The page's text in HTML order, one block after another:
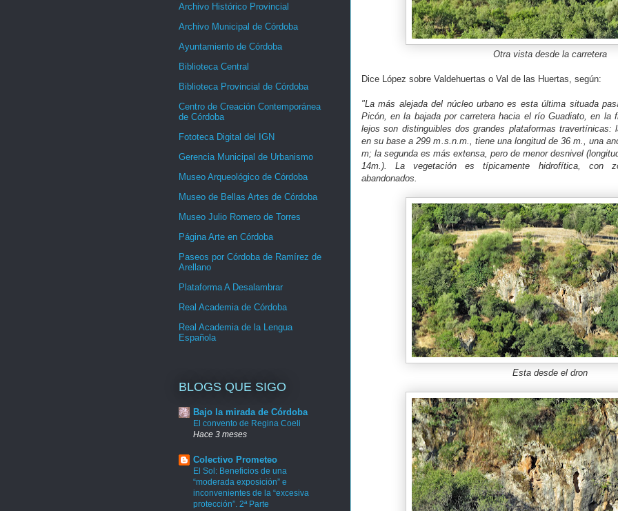
Otra vista desde la carretera
Dice López sobre Valdehuertas o Val de las Huertas, según:
"La más alejada del núcleo urbano es esta última situada
Picón, en la bajada por carretera hacia el río Guadiato, en la
lejos son distinguibles dos grandes plataformas travertínicas:
en su base a 299 m.s.n.m., tiene una longitud de 36 m., una
m; la segunda es más extensa, pero de menor desnivel
14m.). La vegetación es típicamente hidrofítica, con
abandonados.
Esta desde el dron
Archivo Histórico Provincial
Archivo Municipal de Córdoba
Ayuntamiento de Córdoba
Biblioteca Central
Biblioteca Provincial de Córdoba
Centro de Creación Contemporánea
de Córdoba
Fototeca Digital del IGN
Gerencia Municipal de Urbanismo
Museo Arqueológico de Córdoba
Museo de Bellas Artes de Córdoba
Museo Julio Romero de Torres
Página Arte en Córdoba
Paseos por Córdoba de Ramírez de
Arellano
Plataforma A Desalambrar
Real Academia de Córdoba
Real Academia de la Lengua
Española
BLOGS QUE SIGO
Bajo la mirada de Córdoba
El convento de Regina Coeli
Hace 3 meses
Colectivo Prometeo
El Sol: Beneficios de una
“moderada exposición” e
inconvenientes de la “excesiva
protección”. 2ª Parte